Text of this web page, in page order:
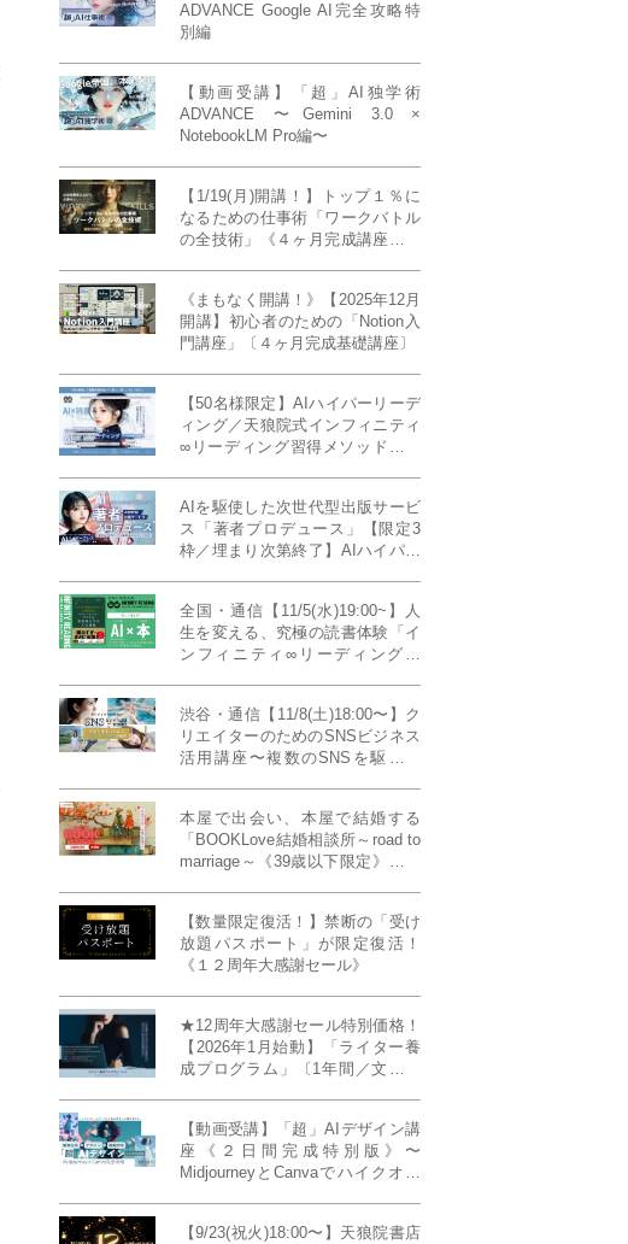
ADVANCE Google AI完全攻略特
別編
【動画受講】「超」AI独学術
ADVANCE 〜Gemini 3.0 ×
NotebookLM Pro編〜
【1/19(月)開講！】トップ１％に
なるための仕事術「ワークバトル
の全技術」《４ヶ月完成講座》ー
《まもなく開講！》【2025年12月
開講】初心者のための「Notion入
門講座」〔４ヶ月完成基礎講座〕
【50名様限定】AIハイパーリーデ
ィング／天狼院式インフィニティ
∞リーディング習得メソッド《４
AIを駆使した次世代型出版サービ
ス「著者プロデュース」【限定3
枠／埋まり次第終了】AIハイパー
全国・通信【11/5(水)19:00~】人
生を変える、究極の読書体験「イ
ンフィニティ∞リーディング／
MILLENNIUM THINKING アメリ
カ最高峰大学の人気講義』
渋谷・通信【11/8(土)18:00〜】ク
リエイターのためのSNSビジネス
活用講座〜複数のSNSを駆使し
成ラボPresents》
本屋で出会い、本屋で結婚する
「BOOKLove結婚相談所～road to
marriage～《39歳以下限定》」全
【数量限定復活！】禁断の「受け
放題パスポート」が限定復活！
《１２周年大感謝セール》
★12周年大感謝セール特別価格！
【2026年1月始動】「ライター養
成プログラム」〔1年間／文章講
ー”へ、全国どこからでも。〜《全
店舗リアルタイム参加OK／録画
視聴対応／限定4席》
【動画受講】「超」AIデザイン講
座《２日間完成特別版》〜
MidjourneyとCanvaでハイクオリ
【9/23(祝火)18:00〜】天狼院書店